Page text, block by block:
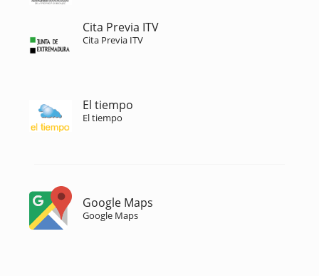
Cita Previa ITV
Cita Previa ITV
El tiempo
El tiempo
Google Maps
Google Maps